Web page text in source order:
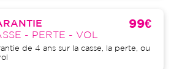
- PERTE - VOL
99€
de 4 ans sur la casse, la perte, ou